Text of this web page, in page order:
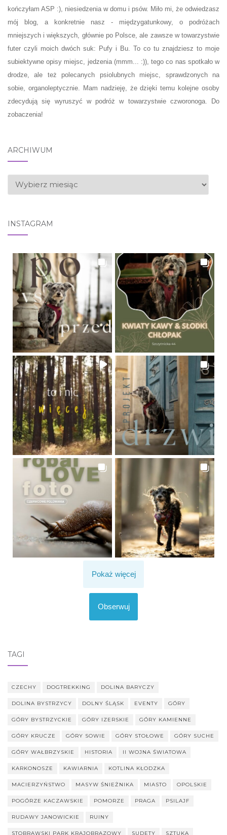
kończyłam ASP :), niesiedzenia w domu i psów. Miło mi, że odwiedzasz
mój blog, a konkretnie nasz - międzygatunkowy, o podróżach
mniejszych i większych, głównie po Polsce, ale zawsze w towarzystwie
futer czyli moich dwóch suk: Pufy i Bu. To co tu znajdziesz to moje
subiektywne opisy miejsc, jedzenia (mmm... :)), tego co nas spotkało w
drodze, ale też polecanych psiolubnych miejsc, sprawdzonych na
sobie, organoleptycznie. Mam nadzieję, że dzięki temu kolejne osoby
zdecydują się wyruszyć w podróż w towarzystwie czworonoga. Do
zobaczenia!
ARCHIWUM
ARCHIWUM
INSTAGRAM
Pokaż więcej
Obserwuj
TAGI
CZECHY DOGTREKKING DOLINA BARYCZY
DOLINA BYSTRZYCY DOLNY ŚLĄSK EVENTY GÓRY
GÓRY BYSTRZYCKIE GÓRY IZERSKIE GÓRY KAMIENNE
GÓRY KRUCZE GÓRY SOWIE GÓRY STOŁOWE GÓRY SUCHE
GÓRY WAŁBRZYSKIE HISTORIA II WOJNA ŚWIATOWA
KARKONOSZE KAWIARNIA KOTLINA KŁODZKA
MACIERZYŃSTWO MASYW ŚNIEŻNIKA MIASTO OPOLSKIE
POGÓRZE KACZAWSKIE POMORZE PRAGA PSILAJF
RUDAWY JANOWICKIE RUINY
STOBRAWSKI PARK KRAJOBRAZOWY SUDETY SZTUKA